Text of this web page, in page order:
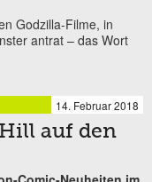
Godzilla-Filme, in
antrat – das Wort
14. Februar 2018
auf den